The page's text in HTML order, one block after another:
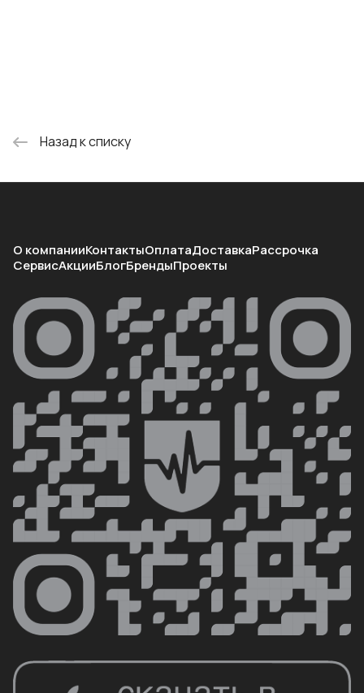
Назад к списку
О компанииКонтактыОплатаДоставкаРассрочка
СервисАкцииБлогБрендыПроекты